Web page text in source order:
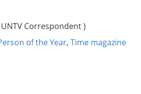
Correspondent )
of the Year, Time magazine